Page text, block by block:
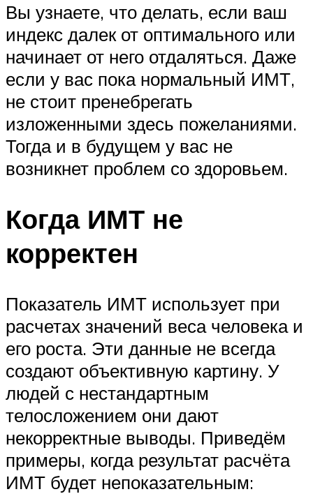
Вы узнаете, что делать, если ваш
индекс далек от оптимального или
начинает от него отдаляться. Даже
если у вас пока нормальный ИМТ,
не стоит пренебрегать
изложенными здесь пожеланиями.
Тогда и в будущем у вас не
возникнет проблем со здоровьем.
Когда ИМТ не
корректен
Показатель ИМТ использует при
расчетах значений веса человека и
его роста. Эти данные не всегда
создают объективную картину. У
людей с нестандартным
телосложением они дают
некорректные выводы. Приведём
примеры, когда результат расчёта
ИМТ будет непоказательным: